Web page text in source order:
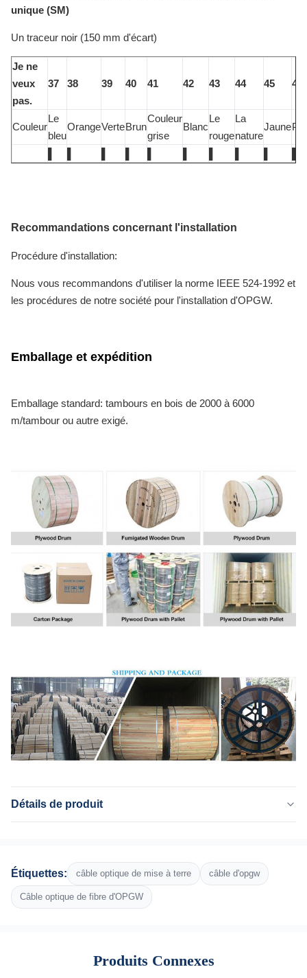
unique (SM)
Un traceur noir (150 mm d'écart)
Je ne
veux
pas.
37 38 39 40 41 42 43 44 45 46
Couleur
Le
bleu
OrangeVerteBrun
Couleur
grise
Blanc
Le
rouge
La
nature
Jaune
Recommandations concernant l'installation
Procédure d'installation:
Nous vous recommandons d'utiliser la norme IEEE 524-1992 et
les procédures de notre société pour l'installation d'OPGW.
Emballage et expédition
Emballage standard: tambours en bois de 2000 à 6000
m/tambour ou autre exigé.
Détails de produit
G652D, G657A1, G657A2
Package:
bobine fer-en bois
Étiquettes: câble optique de mise à terre câble d'opgw
Câble optique de fibre d'OPGW
Produits Connexes